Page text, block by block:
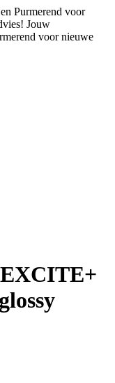
Purmerend voor
Jouw
voor nieuwe